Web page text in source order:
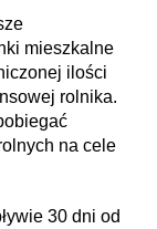
mieszkalne
ilości
rolnika.
na cele
30 dni od